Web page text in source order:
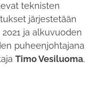
teknisten
järjestetään
ja alkuvuoden
puheenjohtajana
Timo Vesiluoma,